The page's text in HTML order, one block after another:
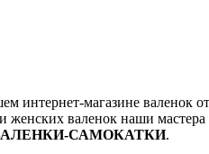
магазине валенок
валенок наши
САМОКАТКИ.